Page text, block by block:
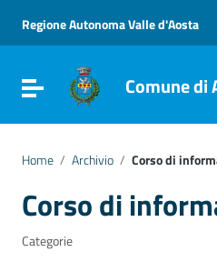
Vai al menu di navigazione
Vai al footer
Regione Autonoma Valle d'Aosta
Attiva / disattiva laComune di
Home / Archivio / Corso di
Corso di
Categorie